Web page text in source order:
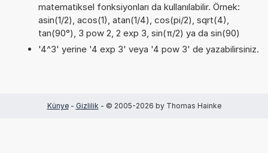
matematiksel fonksiyonları da kullanılabilir. Örnek:
asin(1/2), acos(1), atan(1/4), cos(pi/2), sqrt(4),
tan(90°), 3 pow 2, 2 exp 3, sin(π/2) ya da sin(90)
'4^3' yerine '4 exp 3' veya '4 pow 3' de yazabilirsiniz.
Künye- Gizlilik - © 2005-2026 by Thomas Hainke